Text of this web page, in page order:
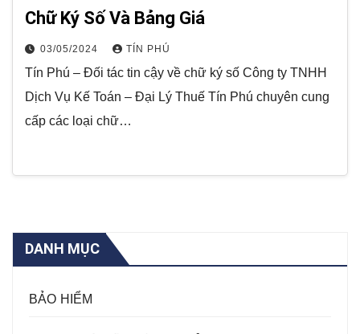
Chữ Ký Số Và Bảng Giá
03/05/2024 TÍN PHÚ
Tín Phú – Đối tác tin cậy về chữ ký số Công ty TNHH
Dịch Vụ Kế Toán – Đại Lý Thuế Tín Phú chuyên cung
cấp các loại chữ…
DANH MỤC
BẢO HIỂM